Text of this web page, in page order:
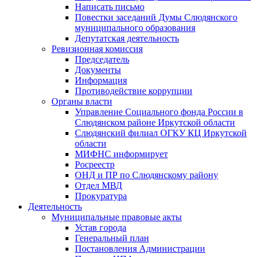
Написать письмо
Повестки заседаний Думы Слюдянского
муниципального образования
Депутатская деятельность
Ревизионная комиссия
Председатель
Документы
Информация
Противодействие коррупции
Органы власти
Управление Социального фонда России в
Слюдянском районе Иркутской области
Слюдянский филиал ОГКУ КЦ Иркутской
области
МИФНС информирует
Росреестр
ОНД и ПР по Слюдянскому району
Отдел МВД
Прокуратура
Деятельность
Муниципальные правовые акты
Устав города
Генеральный план
Постановления Администрации